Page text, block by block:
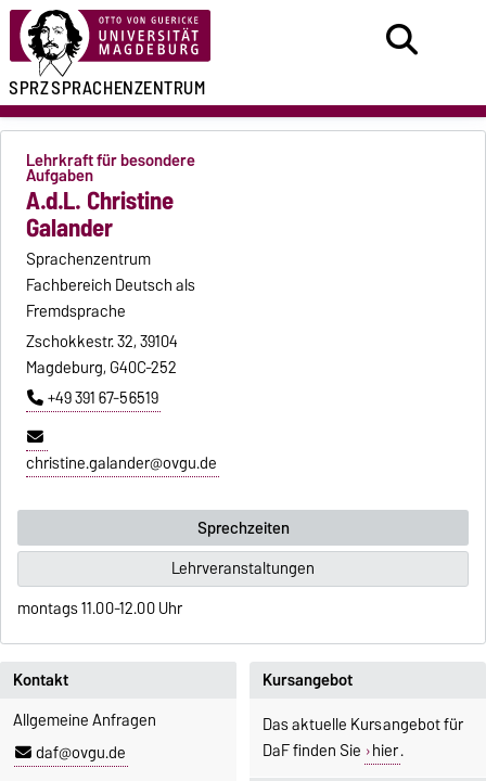
SPRZSPRACHENZENTRUM
Lehrkraft für besondere
Aufgaben
A.d.L. Christine
Galander
Sprachenzentrum
Fachbereich Deutsch als
Fremdsprache
Zschokkestr. 32, 39104
Magdeburg, G40C-252
+49 391 67-56519
christine.galander@ovgu.de
Sprechzeiten
Lehrveranstaltungen
montags 11.00-12.00 Uhr
Kontakt
Allgemeine Anfragen
daf@ovgu.de
Kursangebot
Das aktuelle Kursangebot für
DaF finden Sie hier.